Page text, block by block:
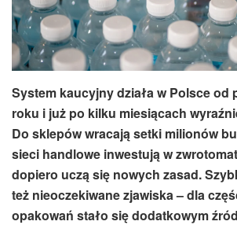
System kaucyjny działa w Polsce od
roku i już po kilku miesiącach
Do sklepów wracają setki milionów
sieci handlowe inwestują w
dopiero uczą się nowych zasad.
też nieoczekiwane zjawiska – dla
opakowań stało się dodatkowym